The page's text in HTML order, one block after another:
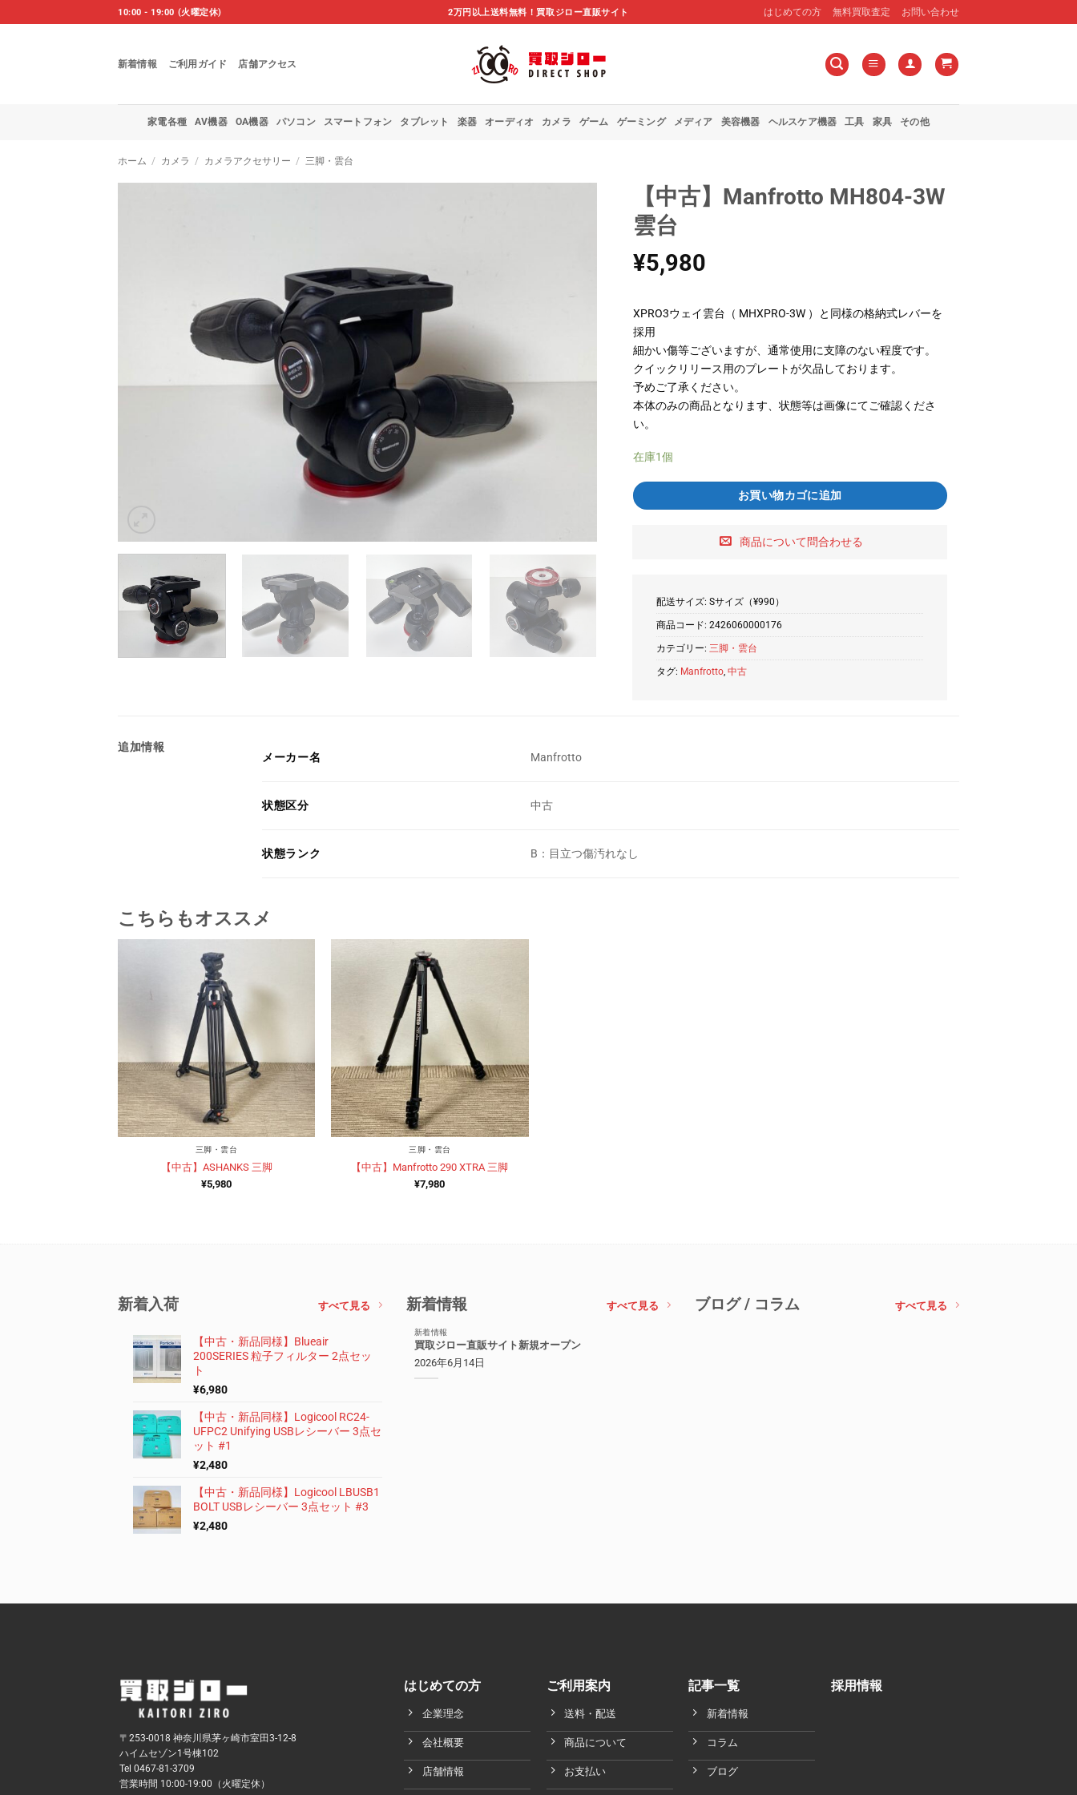
to
10:00 - 19:00 (火曜定休) 2万円以上送料無料！買取ジロー直販サイト はじめての方 無料買取査定 お問い合わせ
新着情報 ご利用ガイド 店舗アクセス
家電各種 AV機器 OA機器 パソコン スマートフォン タブレット 楽器 オーディオ カメラ ゲーム ゲーミング メディア 美容機器 ヘルスケア機器 工具 家具 その他
ホーム / カメラ / カメラアクセサリー / 三脚・雲台
【中古】Manfrotto MH804-3W
雲台
¥5,980
XPRO3ウェイ雲台（ MHXPRO-3W ）と同様の格納式レバーを
採用
細かい傷等ございますが、通常使用に支障のない程度です。
クイックリリース用のプレートが欠品しております。
予めご了承ください。
本体のみの商品となります、状態等は画像にてご確認くださ
い。
在庫1個
お買い物カゴに追加
商品について問合わせる
配送サイズ: Sサイズ（¥990）
商品コード:2426060000176
カテゴリー:三脚・雲台
タグ: Manfrotto,中古
追加情報
メーカー名 Manfrotto
状態区分 中古
状態ランク B：目立つ傷汚れなし
こちらもオススメ
三脚・雲台
【中古】ASHANKS 三脚
¥5,980
三脚・雲台
【中古】Manfrotto 290 XTRA 三脚
¥7,980
新着入荷 すべて見る
【中古・新品同様】Blueair
200SERIES 粒子フィルター 2点セッ
ト
¥6,980
【中古・新品同様】Logicool RC24-
UFPC2 Unifying USBレシーバー 3点セ
ット #1
¥2,480
【中古・新品同様】Logicool LBUSB1
BOLT USBレシーバー 3点セット #3
¥2,480
新着情報 すべて見る
新着情報
買取ジロー直販サイト新規オープン
2026年6月14日
ブログ / コラム すべて見る
〒253-0018 神奈川県茅ヶ崎市室田3-12-8
ハイムセゾン1号棟102
Tel 0467-81-3709
営業時間 10:00-19:00（火曜定休）
はじめての方
企業理念
会社概要
店舗情報
ご利用案内
送料・配送
商品について
お支払い
記事一覧
新着情報
コラム
ブログ
採用情報